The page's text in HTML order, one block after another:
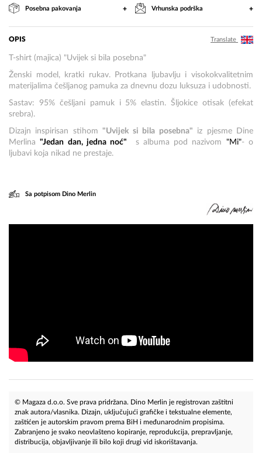
Posebna pakovanja + Vrhunska podrška +
OPIS Translate
T-shirt (majica) "Uvijek si bila posebna"
Ženski model, kratki rukav. Protkana ljubavlju i visokokvalitetnim
materijalima češljanog pamuka za dnevnu dozu luksuza i udobnosti.
Sastav: 95% češljani pamuk i 5% elastin. Šljokice otisak (efekat
srebra).
Dizajn inspirisan stihom"Uvijek si bila posebna" iz pjesme Dine
Merlina"Jedan dan, jedna noć" s albuma pod nazivom "Mi"- o
ljubavi koja nikad ne prestaje.
Sa potpisom Dino Merlin
© Magaza d.o.o. Sve prava pridržana. Dino Merlin je registrovan zaštitni
znak autora/vlasnika. Dizajn, uključujući grafičke i tekstualne elemente,
zaštićen je autorskim pravom prema BiH i međunarodnim propisima.
Zabranjeno je svako neovlašteno kopiranje, reprodukcija, prepravljanje,
distribucija, objavljivanje ili bilo koji drugi vid iskorištavanja.